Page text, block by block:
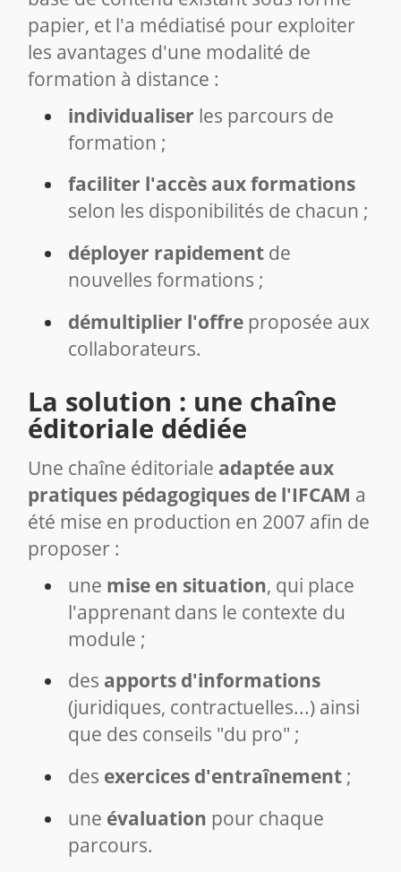
papier, et l'a médiatisé pour exploiter
les avantages d'une modalité de
formation à distance :
individualiser les parcours de
formation ;
faciliter l'accès aux formations
selon les disponibilités de chacun ;
déployer rapidement de
nouvelles formations ;
démultiplier l'offre proposée aux
collaborateurs.
La solution : une chaîne
éditoriale dédiée
Une chaîne éditoriale adaptée aux
pratiques pédagogiques de l'IFCAM a
été mise en production en 2007 afin de
proposer :
une mise en situation, qui place
l'apprenant dans le contexte du
module ;
des apports d'informations
(juridiques, contractuelles...) ainsi
que des conseils "du pro" ;
des exercices d'entraînement ;
une évaluation pour chaque
parcours.